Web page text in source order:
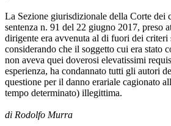
La Sezione giurisdizionale della Corte dei
sentenza n. 91 del 22 giugno 2017, preso
dirigente era avvenuta al di fuori dei criteri
considerando che il soggetto cui era stato
non aveva quei doverosi elevatissimi
esperienza, ha condannato tutti gli autori
questione per il danno erariale cagionato
tempo determinato) illegittima.
di Rodolfo Murra